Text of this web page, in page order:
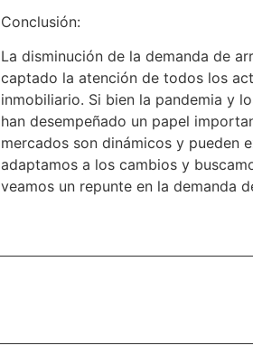
Conclusión:
La disminución de la demanda de
captado la atención de todos los
inmobiliario. Si bien la pandemia y
han desempeñado un papel
mercados son dinámicos y pueden
adaptamos a los cambios y
veamos un repunte en la demanda